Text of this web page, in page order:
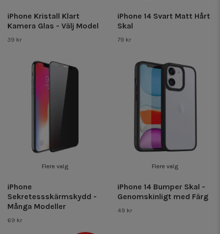
iPhone Kristall Klart
Kamera Glas - Välj Model
39 kr
iPhone 14 Svart Matt Hårt
Skal
79 kr
Flere valg
iPhone
Sekretessskärmskydd -
Många Modeller
69 kr
Flere valg
iPhone 14 Bumper Skal -
Genomskinligt med Färg
49 kr